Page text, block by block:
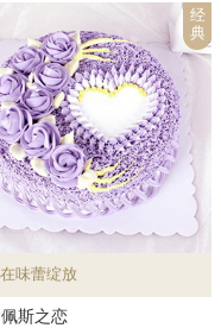
味蕾绽放
经
典
斯之恋